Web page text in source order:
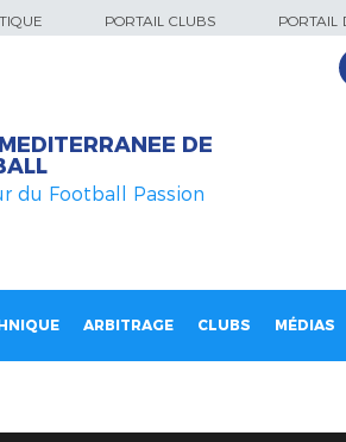
PORTAIL CLUBS PORTAIL
DE
du Football Passion
ARBITRAGE CLUBS MÉDIAS